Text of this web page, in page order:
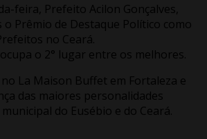
feira, Prefeito Acilon Gonçalves,
Prêmio de Destaque Político como
no Ceará.
o 2° lugar entre os melhores.
La Maison Buffet em Fortaleza e
das maiores personalidades
do Eusébio e do Ceará.